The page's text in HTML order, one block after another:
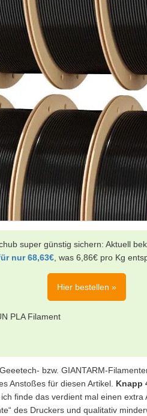
super günstig sichern: Aktuell
nur 68,63€ , was 6,86€ pro Kg
Hier bestellen »
PLA Filament
bzw. GIANTARM-
Anstoßes für diesen Artikel. Knapp
ich finde das verdient mal einen
des Druckers und qualitativ